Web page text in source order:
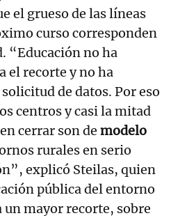
el grueso de las líneas
curso corresponden
“Educación no ha
el recorte y no ha
de datos. Por eso
centros y casi la mitad
cerrar son de modelo
rurales en serio
explicó Steilas, quien
pública del entorno
un mayor recorte, sobre